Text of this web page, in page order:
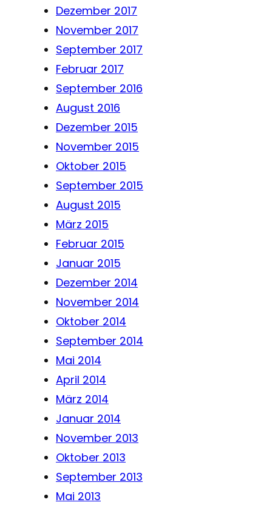
Dezember 2017
November 2017
September 2017
Februar 2017
September 2016
August 2016
Dezember 2015
November 2015
Oktober 2015
September 2015
August 2015
März 2015
Februar 2015
Januar 2015
Dezember 2014
November 2014
Oktober 2014
September 2014
Mai 2014
April 2014
März 2014
Januar 2014
November 2013
Oktober 2013
September 2013
Mai 2013